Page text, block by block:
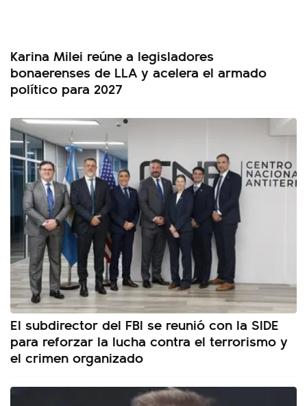
Karina Milei reúne a legisladores
bonaerenses de LLA y acelera el armado
político para 2027
El subdirector del FBI se reunió con la SIDE
para reforzar la lucha contra el terrorismo y
el crimen organizado